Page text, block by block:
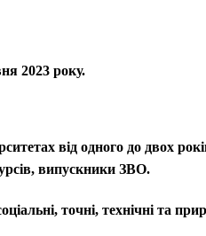
2023 року.
від одного до двох
випускники ЗВО.
точні, технічні та